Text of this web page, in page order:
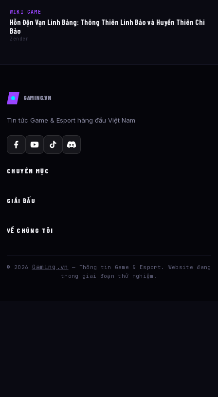
WIKI GAME
Hỗn Độn Vạn Linh Bảng: Thông Thiên Linh Bảo và Huyền Thiên Chi
Bảo
Zenden
GAMING.VN
Tin tức Game & Esport hàng đầu Việt Nam
CHUYÊN MỤC
GIẢI ĐẤU
VỀ CHÚNG TÔI
© 2026 Gaming.vn
— Thông tin Game & Esport. Website đang
trong giai đoạn thử nghiệm.